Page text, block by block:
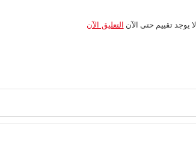
لا يوجد تقييم حتى الآن التعليق الآن